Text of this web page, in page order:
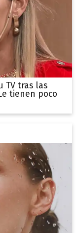
TV tras las
tienen poco